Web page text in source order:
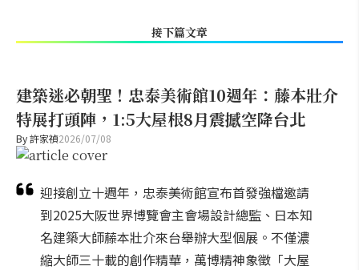
接下篇文章
建築迷必朝聖！忠泰美術館10週年：藤本壯介
特展打頭陣，1:5大屋根8月震撼空降台北
By許家禎2026/07/08
迎接創立十週年，忠泰美術館宣布首發強檔邀請
到2025大阪世界博覽會主會場設計總監、日本知
名建築大師藤本壯介來台舉辦大型個展。不僅濃
縮大師三十載的創作精華，萬博精神象徵「大屋